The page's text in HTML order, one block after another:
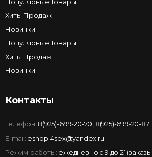
Хиты Продаж
Новинки
Популярные Товары
Хиты Продаж
Новинки
Контакты
Телефон: 8(925)-699-20-70 8(925)-699-20-87
E-mail: eshop-4sex@yandex.ru
Режим работы: ежедневно с 9 до 21